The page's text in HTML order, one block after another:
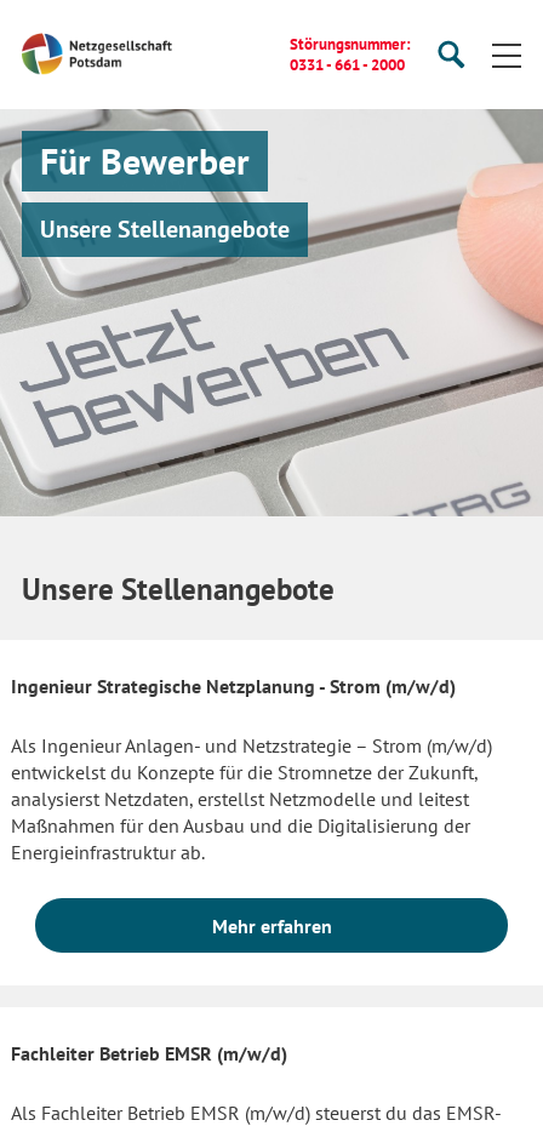
Startseite
Suche
Störungsnummer:
0331 - 661 - 2000
Suche
Für Bewerber
Unsere Stellenangebote
Unsere Stellenangebote
Ingenieur Strategische Netzplanung - Strom (m/w/d)
Als Ingenieur Anlagen- und Netzstrategie – Strom (m/w/d)
entwickelst du Konzepte für die Stromnetze der Zukunft,
analysierst Netzdaten, erstellst Netzmodelle und leitest
Maßnahmen für den Ausbau und die Digitalisierung der
Energieinfrastruktur ab.
Mehr erfahren
Fachleiter Betrieb EMSR (m/w/d)
Als Fachleiter Betrieb EMSR (m/w/d) steuerst du das EMSR-